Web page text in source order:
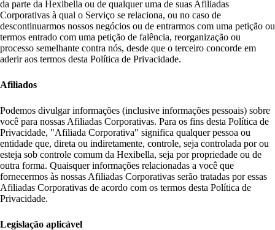
da parte da Hexibella ou de qualquer uma de suas Afiliadas
Corporativas à qual o Serviço se relaciona, ou no caso de
descontinuarmos nossos negócios ou de entrarmos com uma petição ou
termos entrado com uma petição de falência, reorganização ou
processo semelhante contra nós, desde que o terceiro concorde em
aderir aos termos desta Política de Privacidade.
Afiliados
Podemos divulgar informações (inclusive informações pessoais) sobre
você para nossas Afiliadas Corporativas. Para os fins desta Política de
Privacidade, "Afiliada Corporativa" significa qualquer pessoa ou
entidade que, direta ou indiretamente, controle, seja controlada por ou
esteja sob controle comum da Hexibella, seja por propriedade ou de
outra forma. Quaisquer informações relacionadas a você que
fornecermos às nossas Afiliadas Corporativas serão tratadas por essas
Afiliadas Corporativas de acordo com os termos desta Política de
Privacidade.
Legislação aplicável